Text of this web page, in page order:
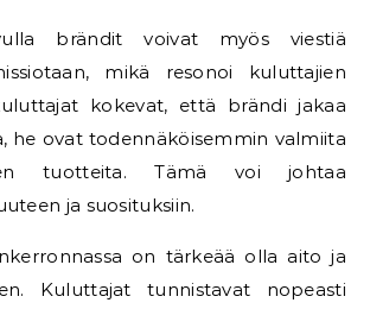
brändit voivat myös viestiä
mikä resonoi kuluttajien
kokevat, että brändi jakaa
he ovat todennäköisemmin valmiita
tuotteita. Tämä voi johtaa
ja suosituksiin.
on tärkeää olla aito ja
Kuluttajat tunnistavat nopeasti